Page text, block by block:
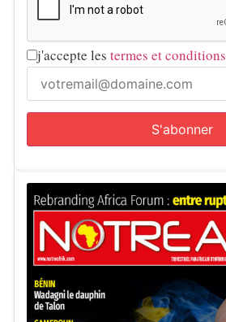
j'accepte les termes et conditions